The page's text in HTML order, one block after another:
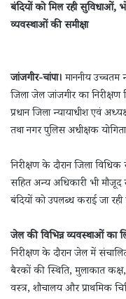
बंदियों को मिल रही सुविधाओं,
व्यवस्थाओं की समीक्षा
जांजगीर-चांपा। माननीय उच्चतम
जिला जेल जांजगीर का निरीक्षण
प्रधान जिला न्यायाधीश एवं
तथा नगर पुलिस अधीक्षक
निरीक्षण के दौरान जिला
सहित अन्य अधिकारी भी मौजूद
बंदियों को उपलब्ध कराई जा
जेल की विभिन्न व्यवस्थाओं का
निरीक्षण के दौरान जेल में
बैरकों की स्थिति, मुलाकात
वस्त्र, शौचालय और प्राथमिक